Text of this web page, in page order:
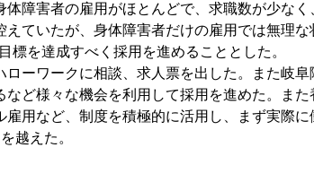
障害者の雇用がほとんどで、求職数が少な
ていたが、身体障害者だけの雇用では無理
標を達成すべく採用を進めることとした。
ーワークに相談、求人票を出した。また岐
など様々な機会を利用して採用を進めた。ま
用など、制度を積極的に活用し、まず実際
越えた。